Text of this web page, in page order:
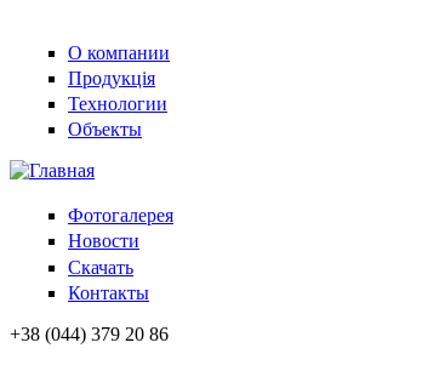
О компании
Продукція
Технологии
Объекты
Фотогалерея
Новости
Скачать
Контакты
+38 (044) 379 20 86